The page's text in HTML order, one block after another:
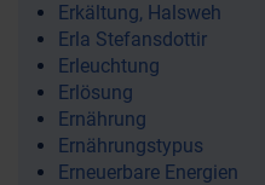
Erkältung, Halsweh
Erla Stefansdottir
Erleuchtung
Erlösung
Ernährung
Ernährungstypus
Erneuerbare Energien